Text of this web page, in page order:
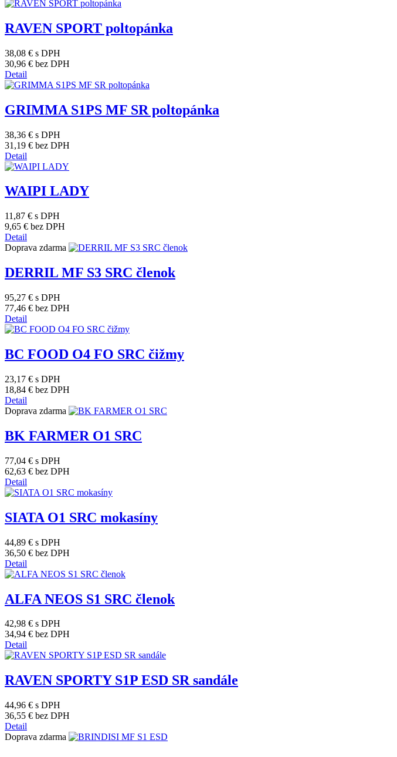
RAVEN SPORT poltopánka
38,08 € s DPH
30,96 € bez DPH
Detail
GRIMMA S1PS MF SR poltopánka
38,36 € s DPH
31,19 € bez DPH
Detail
WAIPI LADY
11,87 € s DPH
9,65 € bez DPH
Detail
Doprava zdarma
DERRIL MF S3 SRC členok
95,27 € s DPH
77,46 € bez DPH
Detail
BC FOOD O4 FO SRC čižmy
23,17 € s DPH
18,84 € bez DPH
Detail
Doprava zdarma
BK FARMER O1 SRC
77,04 € s DPH
62,63 € bez DPH
Detail
SIATA O1 SRC mokasíny
44,89 € s DPH
36,50 € bez DPH
Detail
ALFA NEOS S1 SRC členok
42,98 € s DPH
34,94 € bez DPH
Detail
RAVEN SPORTY S1P ESD SR sandále
44,96 € s DPH
36,55 € bez DPH
Detail
Doprava zdarma